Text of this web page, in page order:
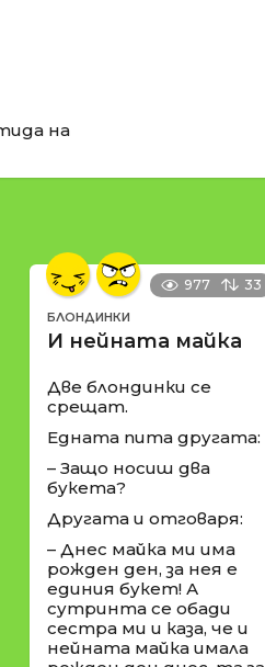
на
977 33
БЛОНДИНКИ
И нейната майка
Две блондинки се
срещат.
Едната пита другата:
– Защо носиш два
букета?
Другата и отговаря:
– Днес майка ми има
рожден ден, за нея е
единия букет! А
сутринта се обади
сестра ми и каза, че и
нейната майка имала